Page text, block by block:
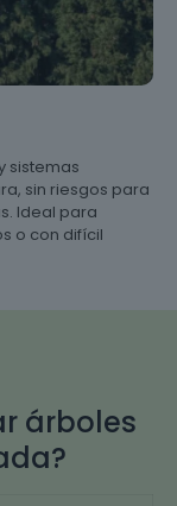
sistemas
sin riesgos para
Ideal para
o con difícil
árboles